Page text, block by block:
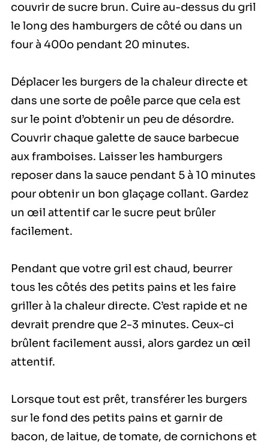
couvrir de sucre brun. Cuire au-dessus du gril
le long des hamburgers de côté ou dans un
four à 400o pendant 20 minutes.
Déplacer les burgers de la chaleur directe et
dans une sorte de poêle parce que cela est
sur le point d’obtenir un peu de désordre.
Couvrir chaque galette de sauce barbecue
aux framboises. Laisser les hamburgers
reposer dans la sauce pendant 5 à 10 minutes
pour obtenir un bon glaçage collant. Gardez
un œil attentif car le sucre peut brûler
facilement.
Pendant que votre gril est chaud, beurrer
tous les côtés des petits pains et les faire
griller à la chaleur directe. C’est rapide et ne
devrait prendre que 2-3 minutes. Ceux-ci
brûlent facilement aussi, alors gardez un œil
attentif.
Lorsque tout est prêt, transférer les burgers
sur le fond des petits pains et garnir de
bacon, de laitue, de tomate, de cornichons et